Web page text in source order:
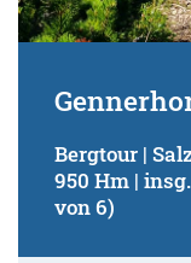
Bergtour |
950 Hm |
von 6)